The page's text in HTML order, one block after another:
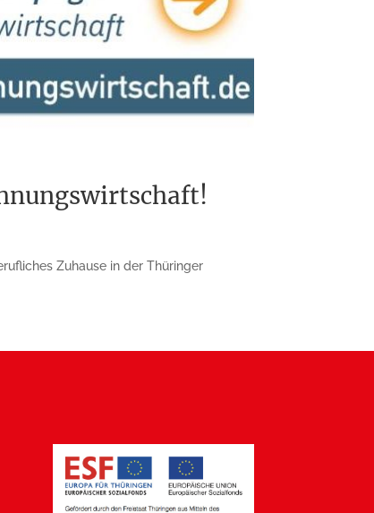
Zuhause in der Thüringer